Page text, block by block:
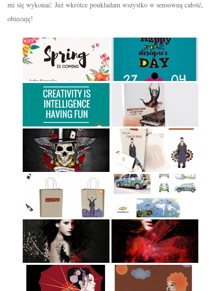
mi się wykonać. Już wkrótce poukładam wszystko w sensowną całość,
obiecuję!